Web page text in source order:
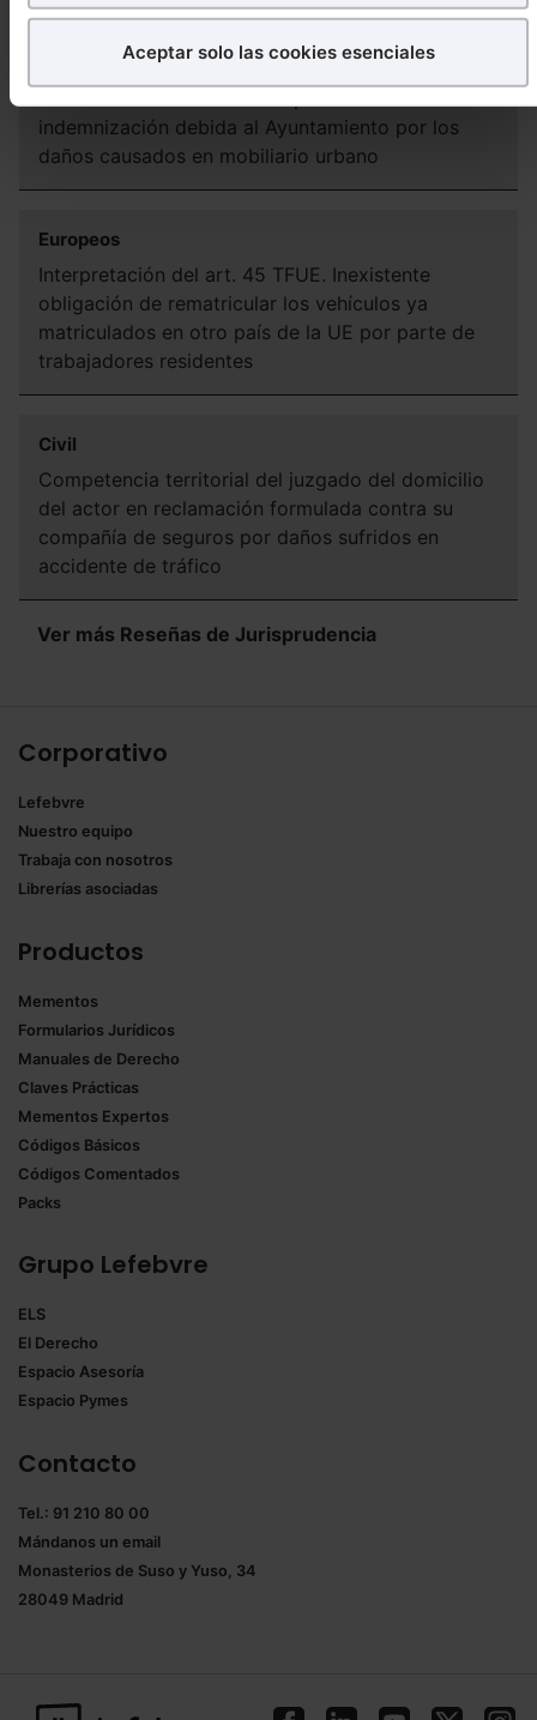
¿Qué puedes hacer?
en la web sea óptima
Puedesaceptar solo las esencialespara denegar
todas las cookies excepto aquellas imprescindibles.
También puedesconfigurarlas cookies y
navegador. Si no seleccionas ninguna utilizaremos las
que sean indispensables para la navegación.
Saber más acerca de las cookies
Aceptar solo las cookies esenciales
Condena por conducción bajo los efectos del
indemnización debida al Ayuntamiento por los
daños causados en mobiliario urbano
Europeos
Interpretación del art. 45 TFUE. Inexistente
obligación de rematricular los vehículos ya
matriculados en otro país de la UE por parte de
trabajadores residentes
Civil
Competencia territorial del juzgado del domicilio
del actor en reclamación formulada contra su
compañía de seguros por daños sufridos en
accidente de tráfico
Ver más Reseñas de Jurisprudencia
Corporativo
Lefebvre
Nuestro equipo
Trabaja con nosotros
Librerías asociadas
Productos
Mementos
Formularios Jurídicos
Manuales de Derecho
Claves Prácticas
Mementos Expertos
Códigos Básicos
Códigos Comentados
Packs
Grupo Lefebvre
ELS
El Derecho
Espacio Asesoría
Espacio Pymes
Contacto
Tel.: 91 210 80 00
Mándanos un email
Monasterios de Suso y Yuso, 34
28049 Madrid